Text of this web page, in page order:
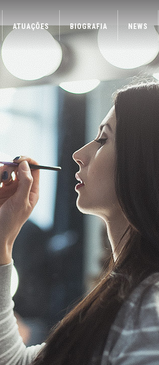
ATUAÇÕES BIOGRAFIA NEWS